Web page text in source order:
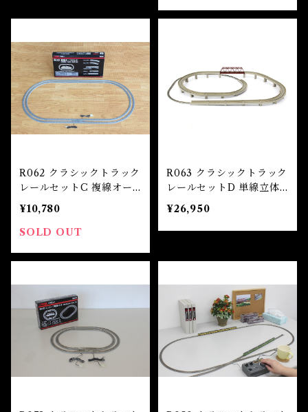
R062 クラシックトラック
レールセットC 複線オー
バルセット(CLASSIC TR
ACK Rail Set C (Doubl
e Track Oval Set))
¥10,780
SOLD OUT
R063 クラシックトラック
レールセットD 単線立体
交差セット (CLASSIC T
RACK Rail Set D (Grad
e Separation Single Se
¥26,950